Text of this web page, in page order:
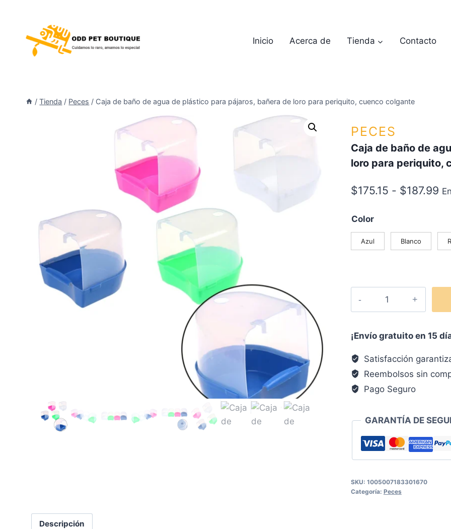
Inicio Acerca de Tienda Contacto
/ Tienda / Peces / Caja de baño de agua de plástico para pájaros, bañera de loro para periquito, cuenco colgante
PECES
Caja de baño de
loro para periquito,
$175.15 - $187.99
Color
Azul Blanco
¡Envío gratuito en 15
Satisfacción
Reembolsos sin
Pago Seguro
GARANTÍA DE
SKU: 1005007183301670
Categoría: Peces
Descripción